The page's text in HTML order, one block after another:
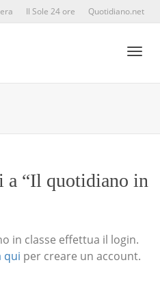
Il Sole 24 ore Quotidiano.net
a “Il quotidiano in
in classe effettua il login.
qui per creare un account.